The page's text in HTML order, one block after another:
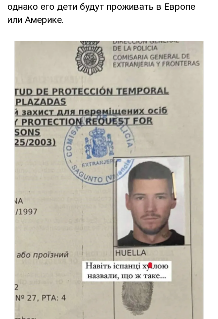
однако его дети будут проживать в Европе
или Америке.